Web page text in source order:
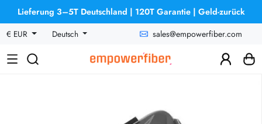
Lieferung 3–5T Deutschland | 120T Garantie | Geld-zurück
€ EUR
Deutsch sales@empowerfiber.com